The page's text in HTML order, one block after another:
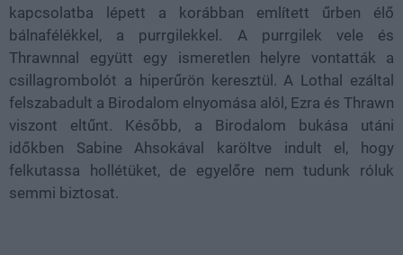
kapcsolatba lépett a korábban említett űrben élő
bálnafélékkel, a purrgilekkel. A purrgilek vele és
Thrawnnal együtt egy ismeretlen helyre vontatták a
csillagrombolót a hiperűrön keresztül. A Lothal ezáltal
felszabadult a Birodalom elnyomása alól, Ezra és Thrawn
viszont eltűnt. Később, a Birodalom bukása utáni
időkben Sabine Ahsokával karöltve indult el, hogy
felkutassa hollétüket, de egyelőre nem tudunk róluk
semmi biztosat.